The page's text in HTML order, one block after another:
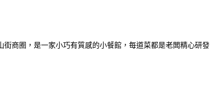
商圈，是一家小巧有質感的小餐館，每道菜都是老闆精心研發